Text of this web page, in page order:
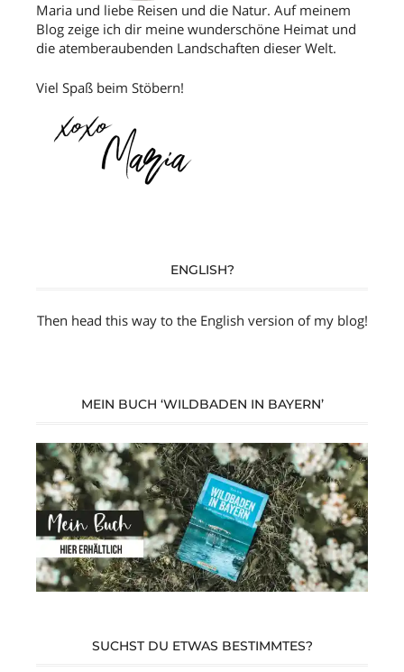
Maria und liebe Reisen und die Natur. Auf meinem
Blog zeige ich dir meine wunderschöne Heimat und
die atemberaubenden Landschaften dieser Welt.
Viel Spaß beim Stöbern!
ENGLISH?
Then head this way to the English version of my blog!
MEIN BUCH ‘WILDBADEN IN BAYERN’
SUCHST DU ETWAS BESTIMMTES?